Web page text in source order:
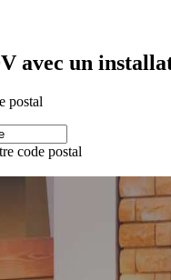
avec un
postal
code postal